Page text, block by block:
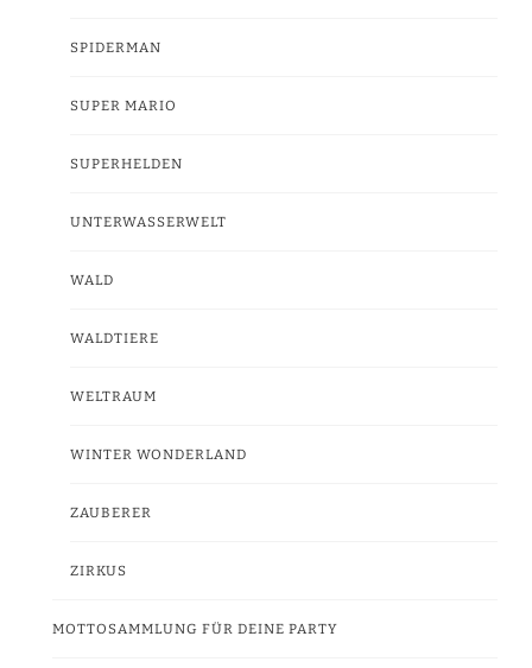
SPIDERMAN
SUPER MARIO
SUPERHELDEN
UNTERWASSERWELT
WALD
WALDTIERE
WELTRAUM
WINTER WONDERLAND
ZAUBERER
ZIRKUS
MOTTOSAMMLUNG FÜR DEINE PARTY